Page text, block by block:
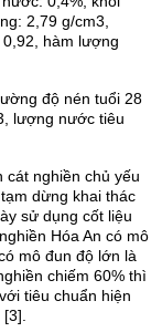
2,79 g/cm3,
hàm lượng
độ nén tuổi 28
lượng nước tiêu
cát nghiền chủ yếu
dừng khai thác
sử dụng cốt liệu
Hóa An có mô
mô đun độ lớn là
chiếm 60% thì
tiêu chuẩn hiện